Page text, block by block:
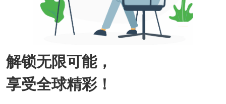
解锁无限可能，
享受全球精彩！